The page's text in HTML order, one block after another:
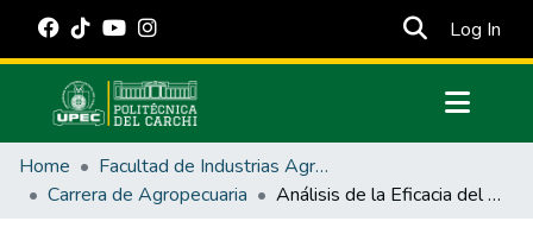
Log In
Communities & Collections
All of DSpace
Home
Facultad de Industrias Agropecuarias y Ciencias Ambientales
Carrera de Agropecuaria
Análisis de la Eficacia del Uso de Cuatro Diferentes Colores de Capuchones y su Influencia en la Calidad del Botón Floral en el Cultivo de Dos Variedades de Rosas (Mondial y Explorer) en Tabacundo